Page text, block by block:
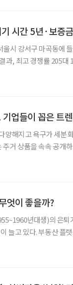
시간 5년·보증
울시 강서구 마곡동에
과, 최고 경쟁률 205대
업들이 꼽은 트
양해지고 욕구가 세분
속속 공개하고 있다. 국토연구
엇이 좋을까?
년대생)의 은
’이 이용자 1323명을